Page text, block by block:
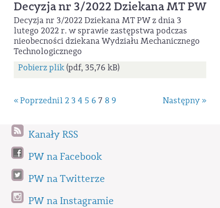
Decyzja nr 3/2022 Dziekana MT PW
Decyzja nr 3/2022 Dziekana MT PW z dnia 3
lutego 2022 r. w sprawie zastępstwa podczas
nieobecności dziekana Wydziału Mechanicznego
Technologicznego
Pobierz plik(pdf, 35,76 kB)
« Poprzedni Następny »
1 2 3 4 5 6 7 8 9
Kanały RSS
PW na Facebook
PW na Twitterze
PW na Instagramie